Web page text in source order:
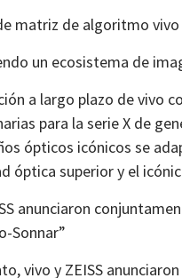
matriz de algoritmo vivo
un ecosistema de
a largo plazo de vivo
para la serie X de
ópticos icónicos se
óptica superior y el
anunciaron
Sonnar”
vivo y ZEISS